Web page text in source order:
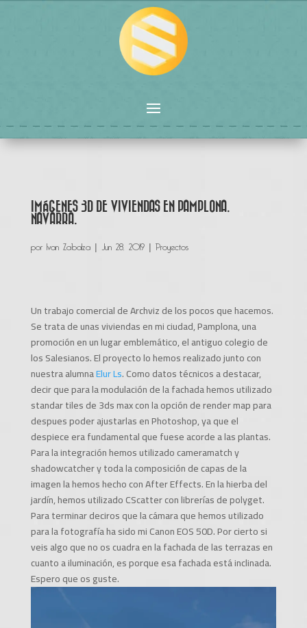
IMÁGENES 3D DE VIVIENDAS EN PAMPLONA.
NAVARRA.
por Ivan Zabalza| Jun 28, 2019| Proyectos
Un trabajo comercial de Archviz de los pocos que hacemos.
Se trata de unas viviendas en mi ciudad, Pamplona, una
promoción en un lugar emblemático, el antiguo colegio de
los Salesianos. El proyecto lo hemos realizado junto con
nuestra alumnaElur Ls. Como datos técnicos a destacar,
decir que para la modulación de la fachada hemos utilizado
standar tiles de 3ds max con la opción de render map para
despues poder ajustarlas en Photoshop, ya que el
despiece era fundamental que fuese acorde a las plantas.
Para la integración hemos utilizado cameramatch y
shadowcatcher y toda la composición de capas de la
imagen la hemos hecho con After Effects. En la hierba del
jardín, hemos utilizado CScatter con librerías de polyget.
Para terminar deciros que la cámara que hemos utilizado
para la fotografía ha sido mi Canon EOS 50D. Por cierto si
veis algo que no os cuadra en la fachada de las terrazas en
cuanto a iluminación, es porque esa fachada está inclinada.
Espero que os guste.